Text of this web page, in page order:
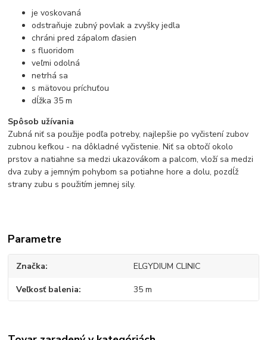
je voskovaná
odstraňuje zubný povlak a zvyšky jedla
chráni pred zápalom ďasien
s fluoridom
veľmi odolná
netrhá sa
s mätovou príchuťou
dĺžka 35 m
Spôsob užívania
Zubná niť sa použije podľa potreby, najlepšie po vyčistení zubov
zubnou kefkou - na dôkladné vyčistenie. Niť sa obtočí okolo
prstov a natiahne sa medzi ukazovákom a palcom, vloží sa medzi
dva zuby a jemným pohybom sa potiahne hore a dolu, pozdĺž
strany zubu s použitím jemnej sily.
Parametre
Značka ELGYDIUM CLINIC
Veľkosť balenia 35 m